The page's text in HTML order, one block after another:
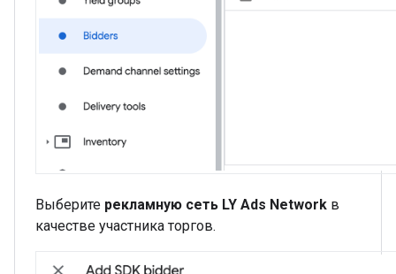
Выберите рекламную сеть LY Ads Network в
качестве участника торгов.